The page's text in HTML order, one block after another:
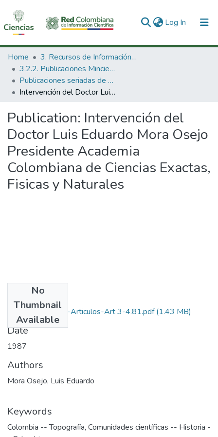
Log In (current)
Communities & Collections
All of DSpace
Statistics
Home
3. Recursos de Información Científica y Tecnológica
3.2.2. Publicaciones Minciencias
Publicaciones seriadas de Minciencias
Intervención del Doctor Luis Eduardo Mora Osejo Presidente Academia Colombiana de Ciencias Exactas, Fisicas y Naturales
Publication: Intervención del
Doctor Luis Eduardo Mora Osejo
Presidente Academia
Colombiana de Ciencias Exactas,
Fisicas y Naturales
No
Thumbnail
Available
1987-V11-N3-4-Articulos-Art 3-4.81.pdf(1.43 MB)
Date
1987
Authors
Mora Osejo, Luis Eduardo
Keywords
Colombia -- Topografía, Comunidades científicas -- Historia -